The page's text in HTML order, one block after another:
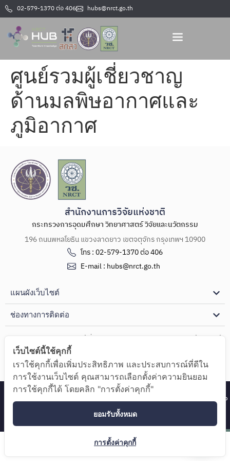
02-579-1370 ต่อ 406 hubs@nrct.go.th
ศูนย์รวมผู้เชี่ยวชาญ
ด้านมลพิษอากาศและ
ภูมิอากาศ
สำนักงานการวิจัยแห่งชาติ
กระทรวงการอุดมศึกษา วิทยาศาสตร์ วิจัยและนวัตกรรม
196 ถนนพหลโยธิน แขวงลาดยาว เขตจตุจักร กรุงเทพฯ 10900
โทร : 02-579-1370 ต่อ 406
E-mail : hubs@nrct.go.th
แผนผังเว็บไซต์
ช่องทางการติดต่อ
นโยบายความเป็นส่วนตัว
Copyright Ⓒ 2024 ศูนย์รวมผู้เชี่ยวชาญ (Hub of Talents) และศูนย์กลางด้านความรู้
ศูนย์รวมผู้เชี่ยวชาญ (Hub of Talents) และศูนย์กลางด้านความรู้ (Hub
of Knowledge)
เว็บไซต์นี้ใช้คุกกี้
เราใช้คุกกี้เพื่อเพิ่มประสิทธิภาพ และประสบการณ์ที่ดีใน
การใช้งานเว็บไซต์ คุณสามารถเลือกตั้งค่าความยินยอม
การใช้คุกกี้ได้ โดยคลิก "การตั้งค่าคุกกี้"
ยอมรับทั้งหมด
การตั้งค่าคุกกี้